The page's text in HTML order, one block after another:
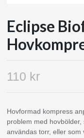
Eclipse
110 kr
Hovformad kompress
problem med
användas torr, eller som